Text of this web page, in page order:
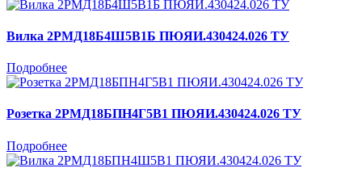
Вилка 2РМД18Б4Ш5В1Б ПЮЯИ.430424.026 ТУ
Подробнее
Розетка 2РМД18БПН4Г5В1 ПЮЯИ.430424.026 ТУ
Подробнее